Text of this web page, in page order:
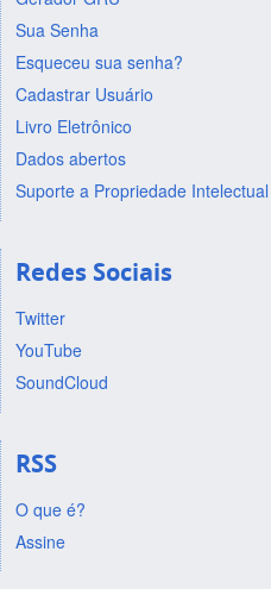
Sua Senha
Esqueceu sua senha?
Cadastrar Usuário
Livro Eletrônico
Dados abertos
Suporte a Propriedade Intelectual
Redes Sociais
Twitter
YouTube
SoundCloud
RSS
O que é?
Assine